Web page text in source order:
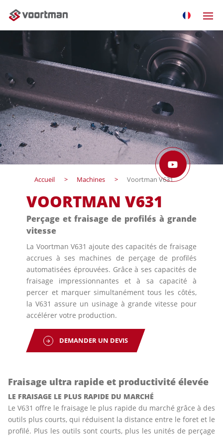
Accueil Machines Voortman V631
VOORTMAN V631
Perçage et fraisage de profilés à grande
vitesse
La Voortman V631 ajoute des capacités de fraisage
accrues à ses machines de perçage de profilés
automatisées éprouvées. Grâce à ses capacités de
fraisage impressionnantes et à sa capacité à
percer et marquer simultanément tous les côtés,
la V631 assure un usinage à grande vitesse pour
accélérer votre production.
DEMANDER UN DEVIS
Fraisage ultra rapide et productivité élevée
LE FRAISAGE LE PLUS RAPIDE DU MARCHÉ
Le V631 offre le fraisage le plus rapide du marché grâce à des
outils plus courts, qui réduisent la distance entre le foret et le
profilé. Plus les outils sont courts, plus les unités de perçage